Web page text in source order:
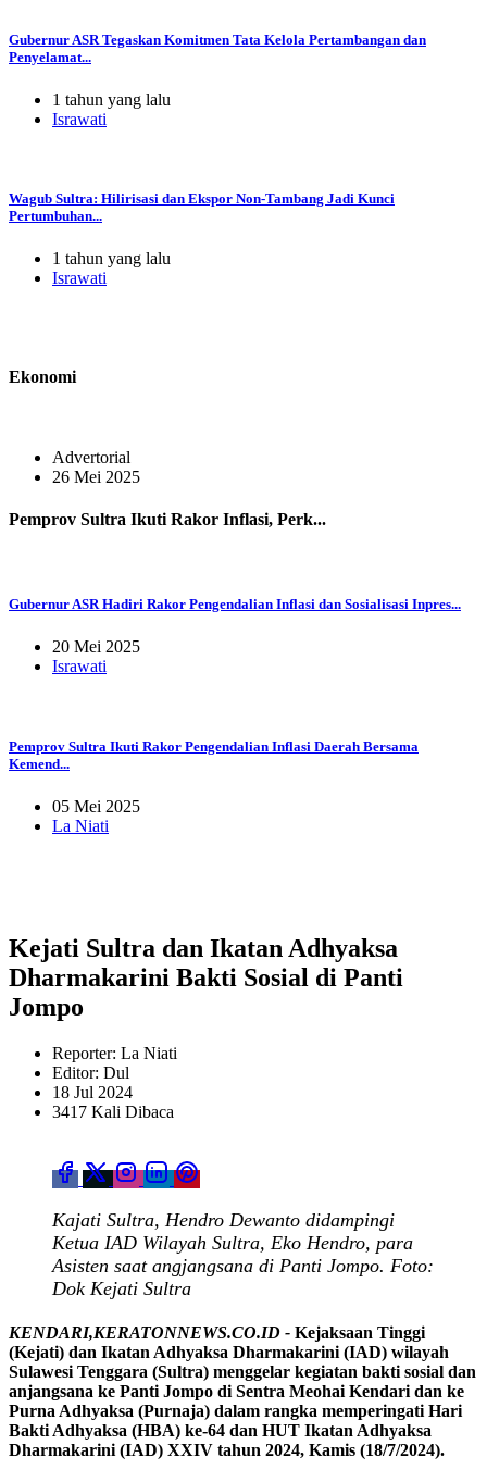
Gubernur ASR Tegaskan Komitmen Tata Kelola Pertambangan dan
Penyelamat...
1 tahun yang lalu
Israwati
Wagub Sultra: Hilirisasi dan Ekspor Non-Tambang Jadi Kunci
Pertumbuhan...
1 tahun yang lalu
Israwati
Ekonomi
Advertorial
26 Mei 2025
Pemprov Sultra Ikuti Rakor Inflasi, Perk...
Gubernur ASR Hadiri Rakor Pengendalian Inflasi dan Sosialisasi Inpres...
20 Mei 2025
Israwati
Pemprov Sultra Ikuti Rakor Pengendalian Inflasi Daerah Bersama
Kemend...
05 Mei 2025
La Niati
Kejati Sultra dan Ikatan Adhyaksa
Dharmakarini Bakti Sosial di Panti
Jompo
Reporter: La Niati
Editor: Dul
18 Jul 2024
3417 Kali Dibaca
Kajati Sultra, Hendro Dewanto didampingi
Ketua IAD Wilayah Sultra, Eko Hendro, para
Asisten saat angjangsana di Panti Jompo. Foto:
Dok Kejati Sultra
KENDARI,KERATONNEWS.CO.ID - Kejaksaan Tinggi
(Kejati) dan Ikatan Adhyaksa Dharmakarini (IAD) wilayah
Sulawesi Tenggara (Sultra) menggelar kegiatan bakti sosial dan
anjangsana ke Panti Jompo di Sentra Meohai Kendari dan ke
Purna Adhyaksa (Purnaja) dalam rangka memperingati Hari
Bakti Adhyaksa (HBA) ke-64 dan HUT Ikatan Adhyaksa
Dharmakarini (IAD) XXIV tahun 2024, Kamis (18/7/2024).